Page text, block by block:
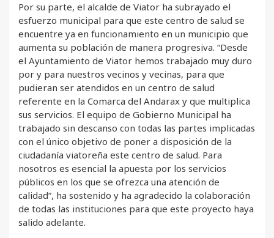
Por su parte, el alcalde de Viator ha subrayado el
esfuerzo municipal para que este centro de salud se
encuentre ya en funcionamiento en un municipio que
aumenta su población de manera progresiva. “Desde
el Ayuntamiento de Viator hemos trabajado muy duro
por y para nuestros vecinos y vecinas, para que
pudieran ser atendidos en un centro de salud
referente en la Comarca del Andarax y que multiplica
sus servicios. El equipo de Gobierno Municipal ha
trabajado sin descanso con todas las partes implicadas
con el único objetivo de poner a disposición de la
ciudadanía viatoreña este centro de salud. Para
nosotros es esencial la apuesta por los servicios
públicos en los que se ofrezca una atención de
calidad”, ha sostenido y ha agradecido la colaboración
de todas las instituciones para que este proyecto haya
salido adelante.